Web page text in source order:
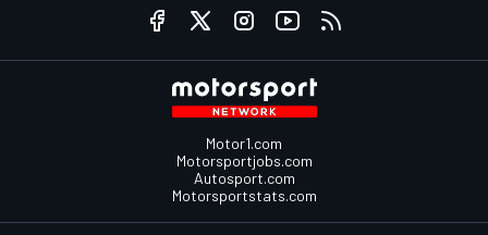
Motor1.com
Motorsportjobs.com
Autosport.com
Motorsportstats.com